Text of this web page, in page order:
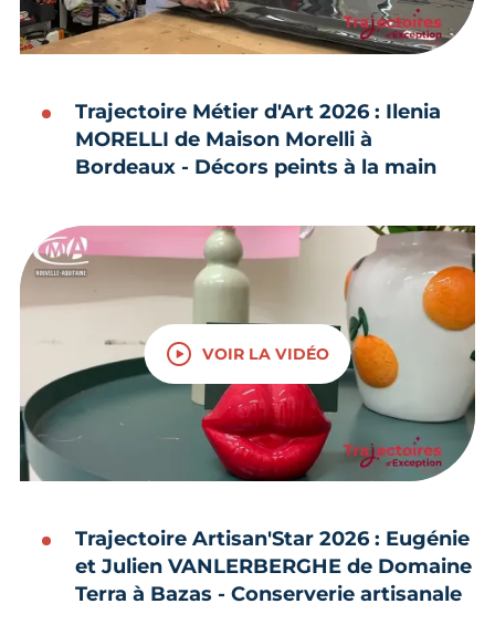
Trajectoire Métier d'Art 2026 : Ilenia
MORELLI de Maison Morelli à
Bordeaux - Décors peints à la main
VOIR LA VIDÉO
Trajectoire Artisan'Star 2026 : Eugénie
et Julien VANLERBERGHE de Domaine
Terra à Bazas - Conserverie artisanale